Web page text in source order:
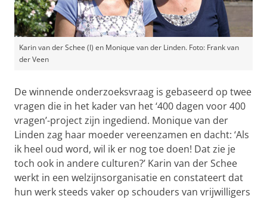
Karin van der Schee (l) en Monique van der Linden. Foto: Frank van
der Veen
De winnende onderzoeksvraag is gebaseerd op twee
vragen die in het kader van het ‘400 dagen voor 400
vragen’-project zijn ingediend. Monique van der
Linden zag haar moeder vereenzamen en dacht: ‘Als
ik heel oud word, wil ik er nog toe doen! Dat zie je
toch ook in andere culturen?’ Karin van der Schee
werkt in een welzijnsorganisatie en constateert dat
hun werk steeds vaker op schouders van vrijwilligers